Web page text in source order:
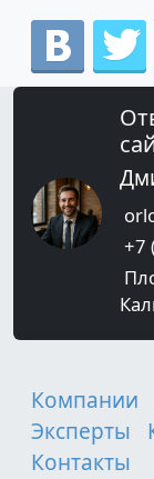
+7
Компании
Эксперты
Контакты